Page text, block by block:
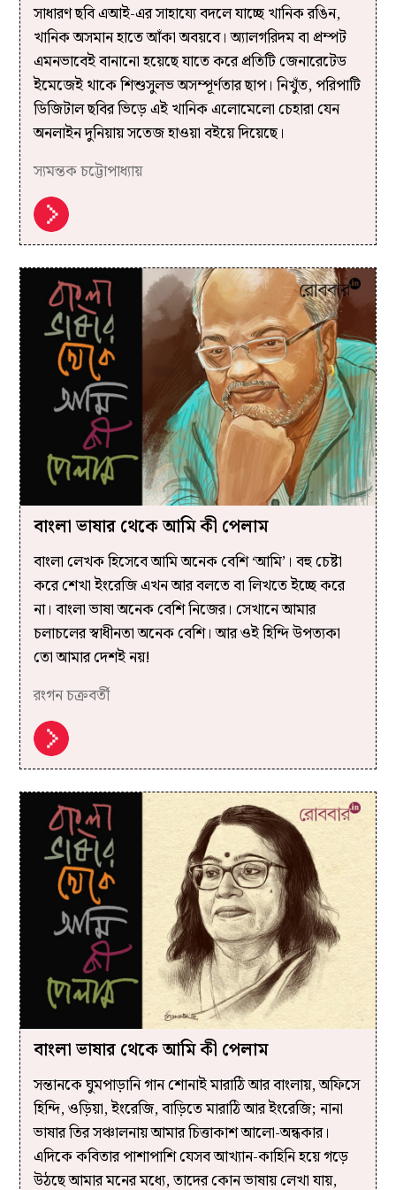
সাধারণ ছবি এআই-এর‌ সাহায্যে বদলে যাচ্ছে খানিক রঙিন,
খানিক অসমান হাতে আঁকা অবয়বে। অ্যালগরিদম বা প্রম্পট
এমনভাবেই বানানো হয়েছে যাতে করে প্রতিটি জেনারেটেড
ইমেজেই থাকে শিশুসুলভ অসম্পূর্ণতার ছাপ। নিখুঁত, পরিপাটি
ডিজিটাল ছবির ভিড়ে এই খানিক এলোমেলো চেহারা যেন
অনলাইন দুনিয়ায় সতেজ হাওয়া বইয়ে দিয়েছে।
স্যমন্তক চট্টোপাধ্যায়
বাংলা ভাষার থেকে আমি কী পেলাম
বাংলা লেখক হিসেবে আমি অনেক বেশি ‘আমি’। বহু চেষ্টা
করে শেখা ইংরেজি এখন আর বলতে বা লিখতে ইচ্ছে করে
না। বাংলা ভাষা অনেক বেশি নিজের। সেখানে আমার
চলাচলের স্বাধীনতা অনেক বেশি। আর ওই হিন্দি উপত্যকা
তো আমার দেশই নয়!
রংগন চক্রবর্তী
বাংলা ভাষার থেকে আমি কী পেলাম
সন্তানকে ঘুমপাড়ানি গান শোনাই মারাঠি আর বাংলায়, অফিসে
হিন্দি, ওড়িয়া, ইংরেজি, বাড়িতে মারাঠি আর ইংরেজি; নানা
ভাষার তির সঞ্চালনায় আমার চিত্তাকাশ আলো-অন্ধকার।
এদিকে কবিতার পাশাপাশি যেসব আখ‍্যান-কাহিনি হয়ে গড়ে
উঠছে আমার মনের মধ‍্যে, তাদের কোন ভাষায় লেখা যায়,